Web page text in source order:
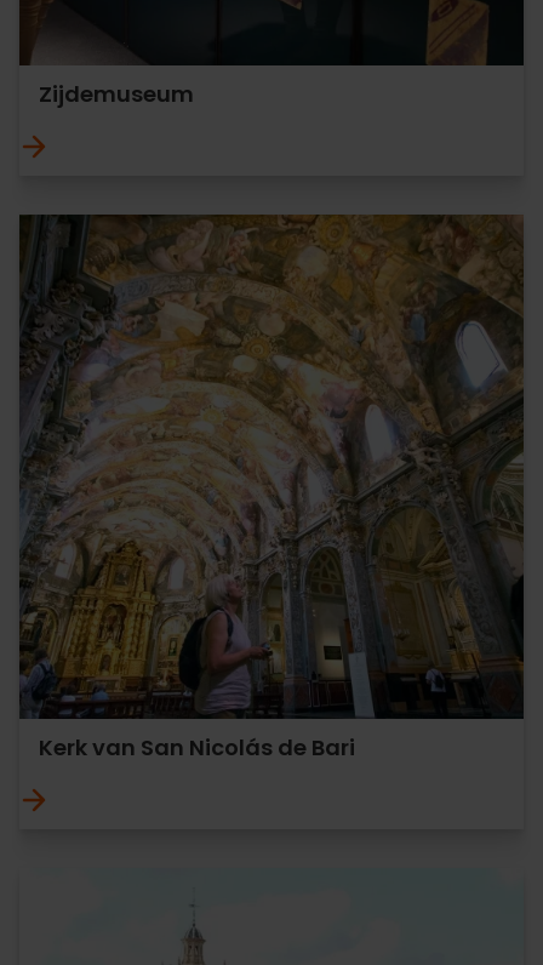
Zijdemuseum
Kerk van San Nicolás de Bari